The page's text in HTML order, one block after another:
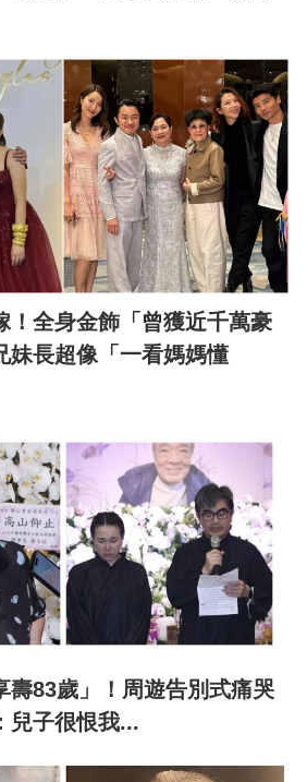
！全身金飾「曾獲近千萬豪
長超像「一看媽媽懂
壽83歲」！周遊告別式痛哭
兒子很恨我...